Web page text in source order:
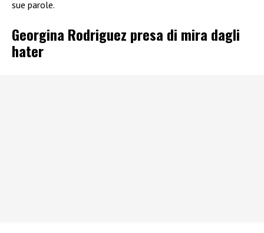
sue parole.
Georgina Rodriguez presa di mira dagli
hater